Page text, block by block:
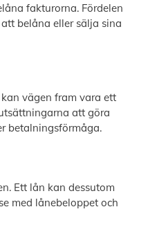
fakturorna. Fördelen
belåna eller sälja sina
vägen fram vara ett
att göra
betalningsförmåga.
Ett lån kan dessutom
med lånebeloppet och